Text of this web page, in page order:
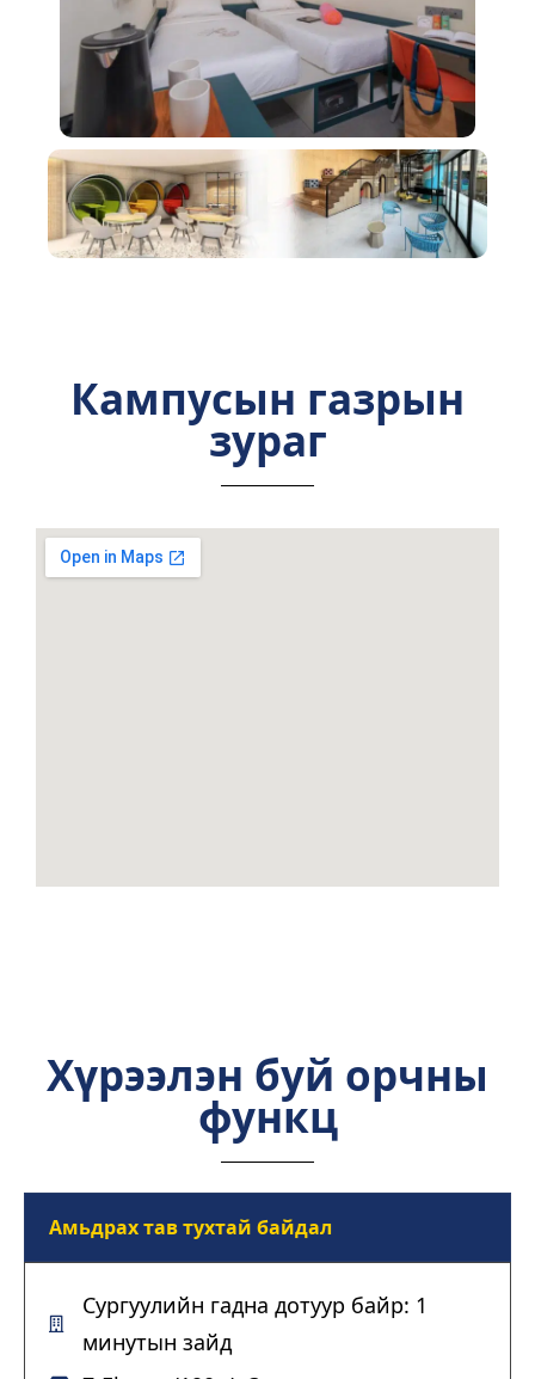
Кампусын газрын
зураг
Хүрээлэн буй орчны
функц
Амьдрах тав тухтай байдал
Сургуулийн гадна дотуур байр: 1
минутын зайд